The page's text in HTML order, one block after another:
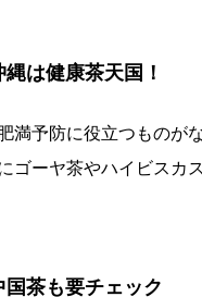
縄は健康茶天国！
満予防に役立つものが
ゴーヤ茶やハイビスカ
国茶も要チェック